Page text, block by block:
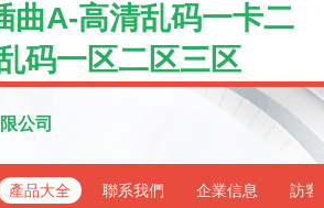
曲A-高清乱码一卡二
码一区二区三区
公司
產品大全 聯系我們 企業信息 訪客